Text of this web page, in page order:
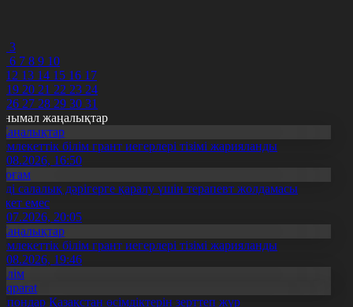
3
6 7 8 9 10
12 13 14 15 16 17
19 20 21 22 23 24
26 27 28 29 30 31
жаңалықтар
білім грант иегерлері тізімі жарияланды
16:50
салалық дәрігерге қаралу үшін терапевт жолдамасы
емес
20:05
білім грант иегерлері тізімі жарияланды
19:46
Қазақстан өсімдіктерін зерттеп жүр